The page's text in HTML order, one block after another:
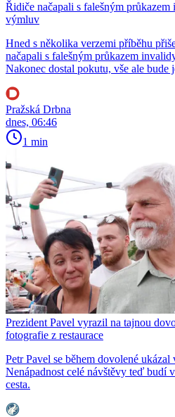
Řidiče načapali s falešným
výmluv
Hned s několika verzemi příběhu
načapali s falešným průkazem
Nakonec dostal pokutu, vše ale bude
Pražská Drbna
dnes, 06:46
1 min
Prezident Pavel vyrazil na tajnou
fotografie z restaurace
Petr Pavel se během dovolené
Nenápadnost celé návštěvy teď budí
cesta.